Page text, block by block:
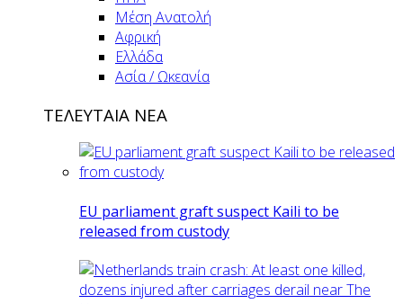
Μέση Ανατολή
Αφρική
Ελλάδα
Ασία / Ωκεανία
ΤΕΛΕΥΤΑΙΑ ΝΕΑ
EU parliament graft suspect Kaili to be
released from custody